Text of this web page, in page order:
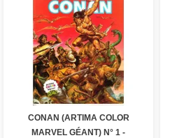
CONAN (ARTIMA COLOR
MARVEL GÉANT) N° 1 -